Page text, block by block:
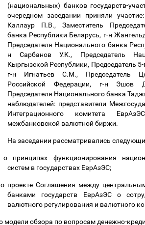
(национальных) банков государств-
очередном заседании приняли
Каллаур П.В., Заместитель
банка Республики Беларусь, г-н
Председателя Национального банка
н Сарбанов У.К., Председатель
Кыргызской Республики, Председатель 5-
г-н Игнатьев С.М., Председатель
Российской Федерации, г-н Эшов
Председателя Национального банка
наблюдателей: представители
Интеграционного комитета
межбанковской валютной биржи.
На заседании рассматривались
о принципах функционирования
систем в государствах ЕврАзЭС;
о проекте Соглашения между
банками государств ЕврАзЭС о
валютного регулирования и валютного
модели обзора по вопросам денежно-